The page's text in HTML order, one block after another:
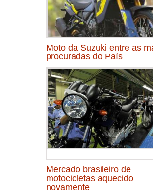
Moto da Suzuki entre as
procuradas do País
Mercado brasileiro de
motocicletas aquecido
novamente